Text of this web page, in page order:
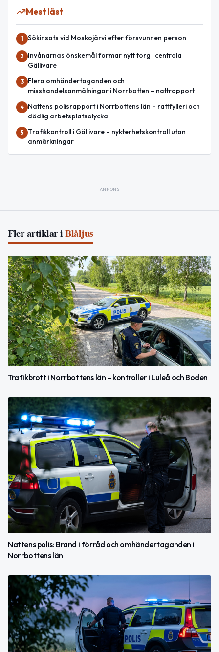
Mest läst
1 Sökinsats vid Moskojärvi efter försvunnen person
2
Invånarnas önskemål formar nytt torg i centrala
Gällivare
3
Flera omhändertaganden och
misshandelsanmälningar i Norrbotten – nattrapport
4
Nattens polisrapport i Norrbottens län – rattfylleri och
dödlig arbetsplatsolycka
5
Trafikkontroll i Gällivare – nykterhetskontroll utan
anmärkningar
ANNONS
Fler artiklar iBlåljus
Trafikbrott i Norrbottens län – kontroller i Luleå och Boden
Nattens polis: Brand i förråd och omhändertaganden i
Norrbottens län